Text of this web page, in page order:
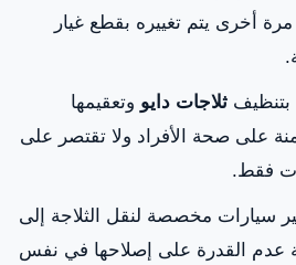
أخرى يتم تغييره بقطع غيار
بتنظيف ثلاجات دايو وتعقيمها
على صحة الأفراد ولا تقتصر على
فقط.
سيارات مخصصة لنقل الثلاجة إلى
عدم القدرة على إصلاحها في نفس